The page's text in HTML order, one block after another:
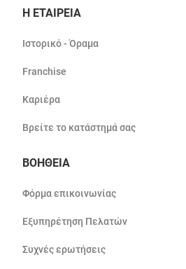
Η ΕΤΑΙΡΕΙΑ
Ιστορικό - Όραμα
Franchise
Καριέρα
Βρείτε το κατάστημά σας
ΒΟΗΘΕΙΑ
Φόρμα επικοινωνίας
Εξυπηρέτηση Πελατών
Συχνές ερωτήσεις